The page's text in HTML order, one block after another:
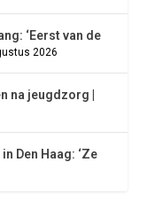
‘Eerst van de
2026
na jeugdzorg |
Den Haag: ‘Ze